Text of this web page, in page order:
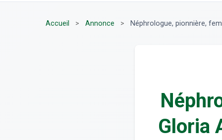
Accueil > Annonce > Néphrologue, pionnière,
Gloria